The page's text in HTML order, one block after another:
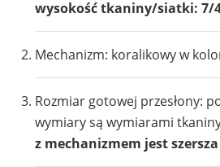
wysokość tkaniny/siatki: 7/
Mechanizm: koralikowy w
Rozmiar gotowej przesłony:
wymiary są wymiarami
z mechanizmem jest